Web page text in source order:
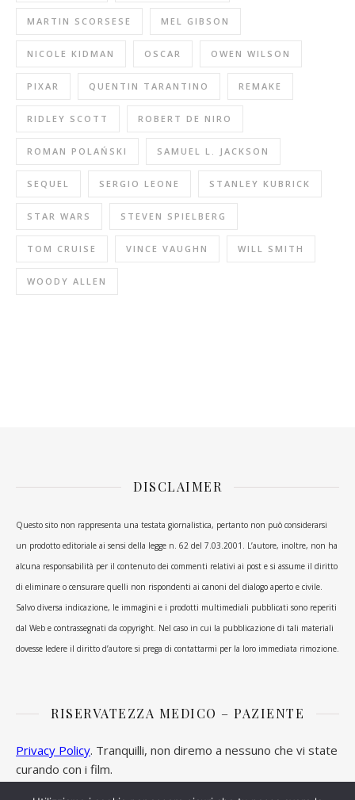
MARTIN SCORSESE MEL GIBSON
NICOLE KIDMAN OSCAR OWEN WILSON
PIXAR QUENTIN TARANTINO REMAKE
RIDLEY SCOTT ROBERT DE NIRO
ROMAN POLAŃSKI SAMUEL L. JACKSON
SEQUEL SERGIO LEONE STANLEY KUBRICK
STAR WARS STEVEN SPIELBERG
TOM CRUISE VINCE VAUGHN WILL SMITH
WOODY ALLEN
DISCLAIMER
Questo sito non rappresenta una testata giornalistica, pertanto non può considerarsi
un prodotto editoriale ai sensi della legge n. 62 del 7.03.2001. L’autore, inoltre, non ha
alcuna responsabilità per il contenuto dei commenti relativi ai post e si assume il diritto
di eliminare o censurare quelli non rispondenti ai canoni del dialogo aperto e civile.
Salvo diversa indicazione, le immagini e i prodotti multimediali pubblicati sono reperiti
dal Web e contrassegnati da copyright. Nel caso in cui la pubblicazione di tali materiali
dovesse ledere il diritto d’autore si prega di contattarmi per la loro immediata rimozione.
RISERVATEZZA MEDICO – PAZIENTE
Privacy Policy. Tranquilli, non diremo a nessuno che vi state
curando con i film.